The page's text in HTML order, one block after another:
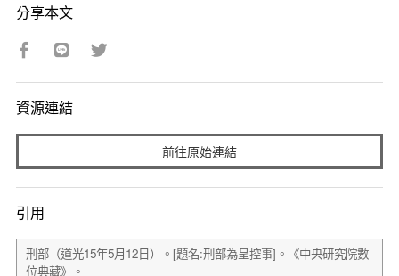
分享本文
資源連結
前往原始連結
引用